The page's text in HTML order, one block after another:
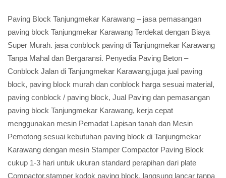
Paving Block Tanjungmekar Karawang – jasa pemasangan
paving block Tanjungmekar Karawang Terdekat dengan Biaya
Super Murah. jasa conblock paving di Tanjungmekar Karawang
Tanpa Mahal dan Bergaransi. Penyedia Paving Beton –
Conblock Jalan di Tanjungmekar Karawang,juga jual paving
block, paving block murah dan conblock harga sesuai material,
paving conblock / paving block, Jual Paving dan pemasangan
paving block Tanjungmekar Karawang, kerja cepat
menggunakan mesin Pemadat Lapisan tanah dan Mesin
Pemotong sesuai kebutuhan paving block di Tanjungmekar
Karawang dengan mesin Stamper Compactor Paving Block
cukup 1-3 hari untuk ukuran standard perapihan dari plate
Compactor,stamper kodok paving block, langsung lancar tanpa